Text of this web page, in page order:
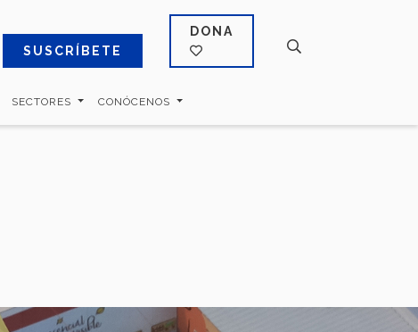
SUSCRÍBETE
DONA
SECTORES CONÓCENOS